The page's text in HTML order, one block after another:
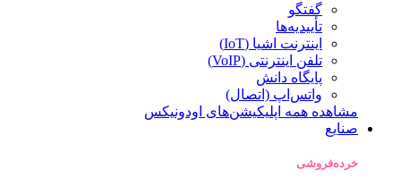
گفتگو
تأییدیه‌ها
اینترنت اشیا (IoT)
تلفن اینترنتی (VoIP)
پایگاه دانش
واتس‌اپ (اتصال)
مشاهده همه اپلیکیشن‌های اودونیکس
صنایع
خرده‌فروشی